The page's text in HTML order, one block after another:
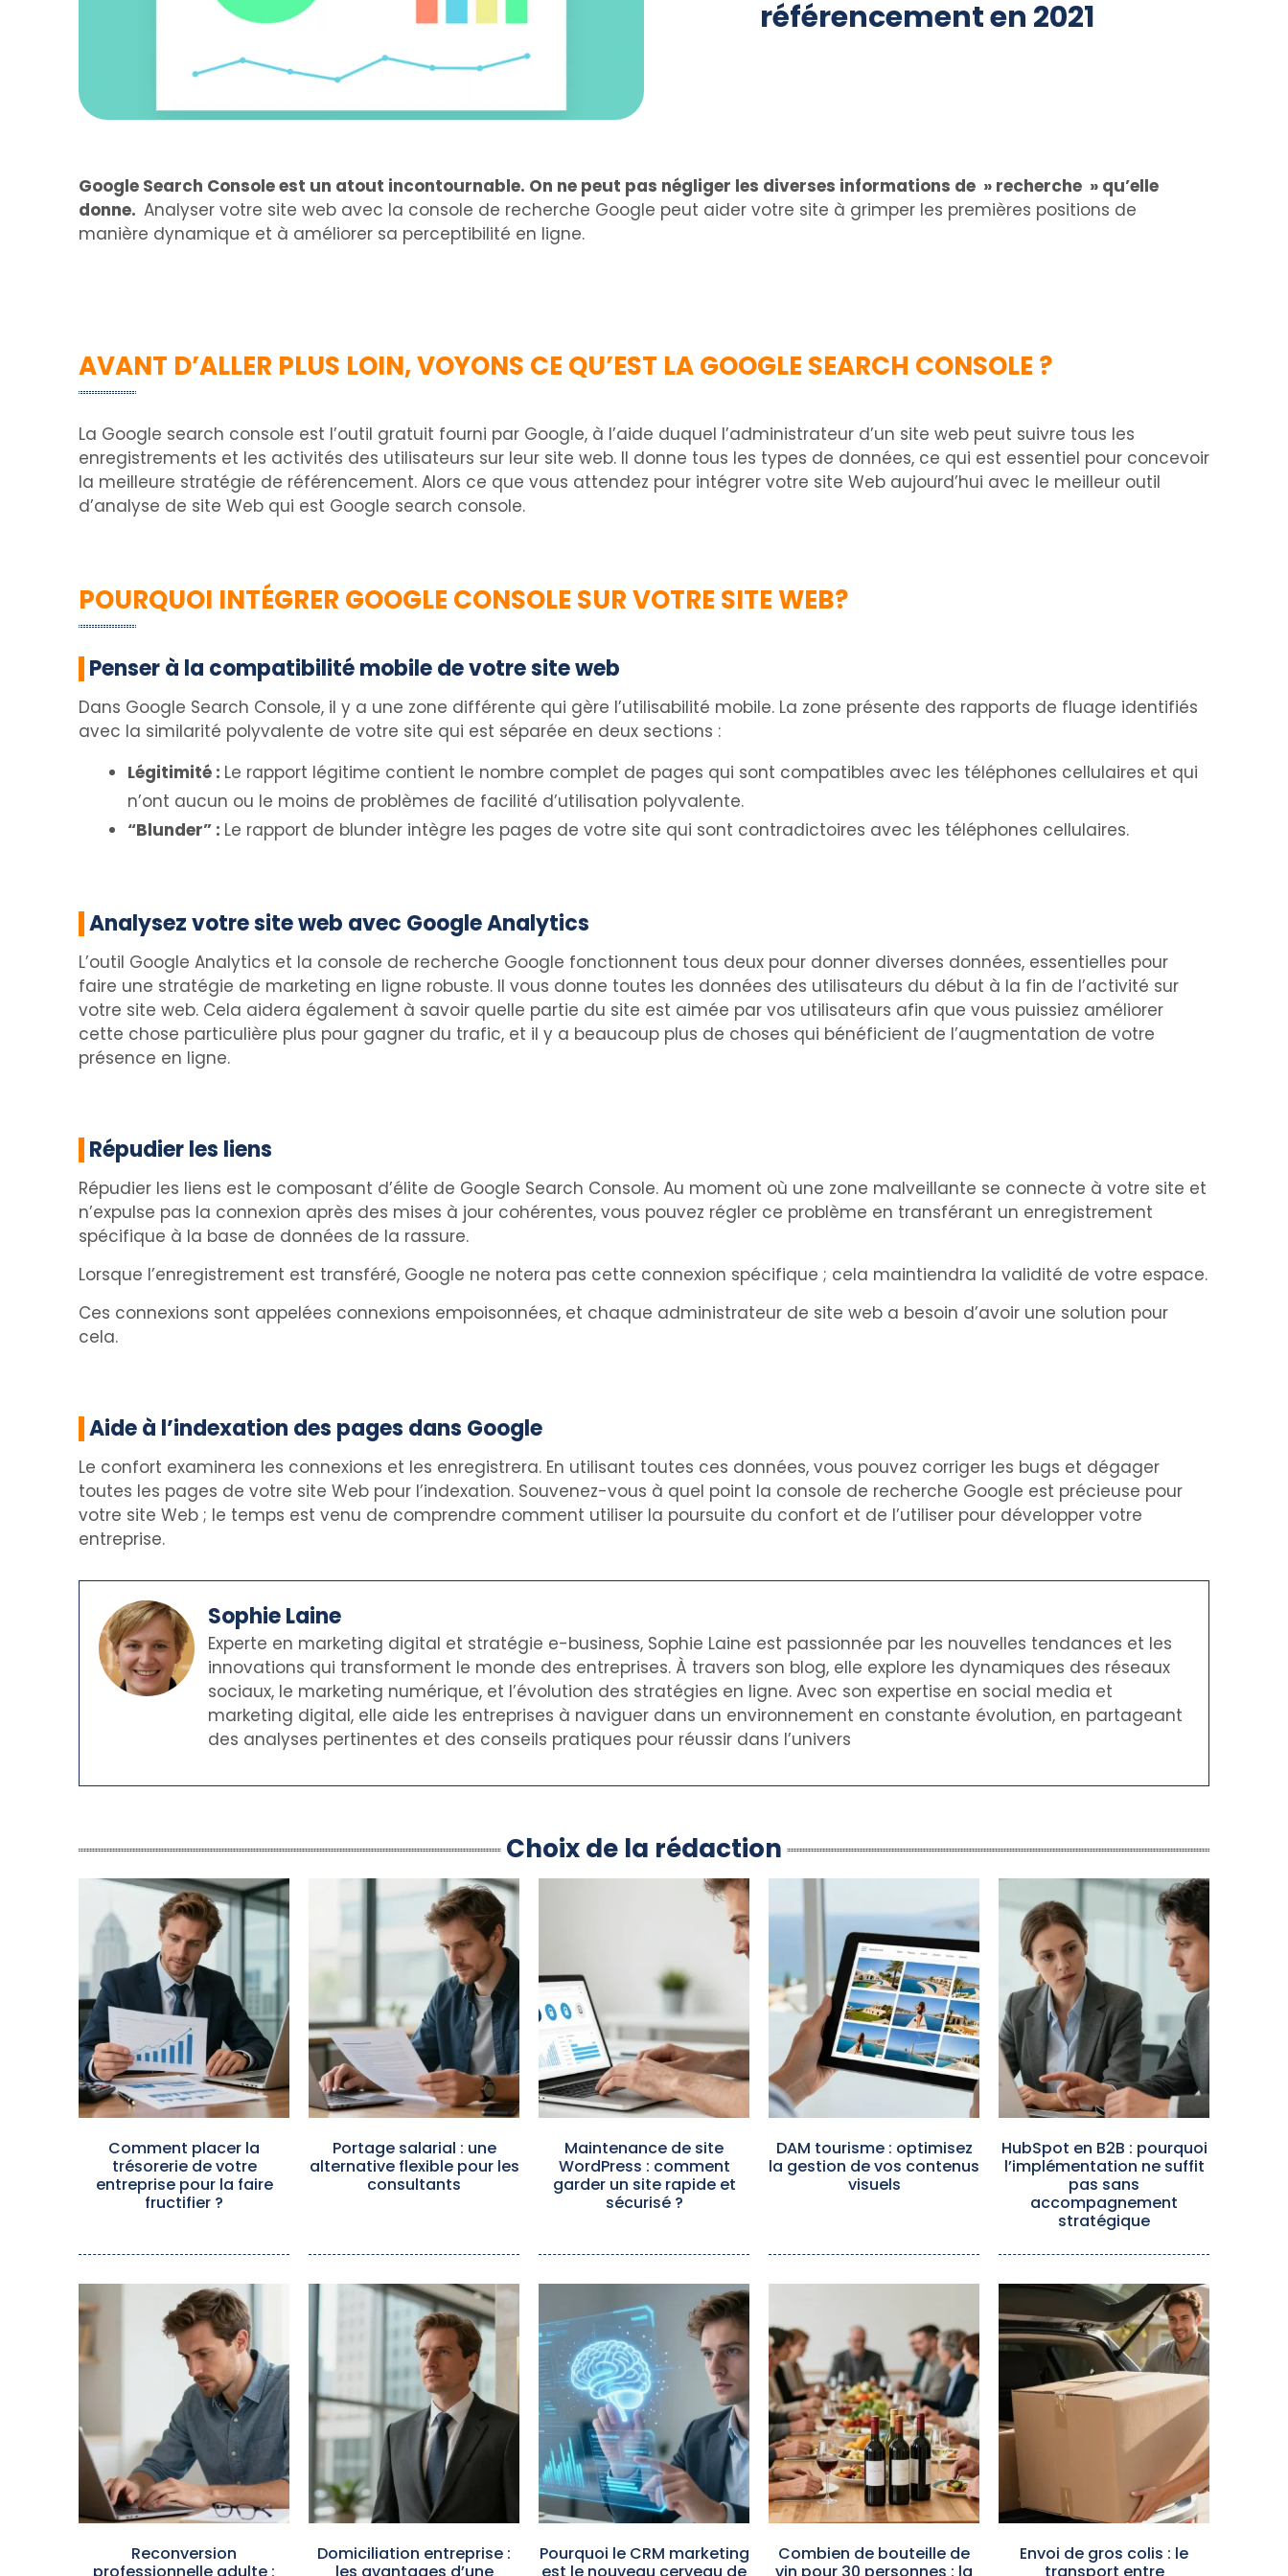
référencement en 2021
Google Search Console est un atout incontournable. On ne peut pas négliger les diverses informations de » recherche » qu’elle
donne. Analyser votre site web avec la console de recherche Google peut aider votre site à grimper les premières positions de
manière dynamique et à améliorer sa perceptibilité en ligne.
AVANT D’ALLER PLUS LOIN, VOYONS CE QU’EST LA GOOGLE SEARCH CONSOLE ?
La Google search console est l’outil gratuit fourni par Google, à l’aide duquel l’administrateur d’un site web peut suivre tous les
enregistrements et les activités des utilisateurs sur leur site web. Il donne tous les types de données, ce qui est essentiel pour concevoir
la meilleure stratégie de référencement. Alors ce que vous attendez pour intégrer votre site Web aujourd’hui avec le meilleur outil
d’analyse de site Web qui est Google search console.
POURQUOI INTÉGRER GOOGLE CONSOLE SUR VOTRE SITE WEB?
Penser à la compatibilité mobile de votre site web
Dans Google Search Console, il y a une zone différente qui gère l’utilisabilité mobile. La zone présente des rapports de fluage identifiés
avec la similarité polyvalente de votre site qui est séparée en deux sections :
Légitimité : Le rapport légitime contient le nombre complet de pages qui sont compatibles avec les téléphones cellulaires et qui
n’ont aucun ou le moins de problèmes de facilité d’utilisation polyvalente.
“Blunder” : Le rapport de blunder intègre les pages de votre site qui sont contradictoires avec les téléphones cellulaires.
Analysez votre site web avec Google Analytics
L’outil Google Analytics et la console de recherche Google fonctionnent tous deux pour donner diverses données, essentielles pour
faire une stratégie de marketing en ligne robuste. Il vous donne toutes les données des utilisateurs du début à la fin de l’activité sur
votre site web. Cela aidera également à savoir quelle partie du site est aimée par vos utilisateurs afin que vous puissiez améliorer
cette chose particulière plus pour gagner du trafic, et il y a beaucoup plus de choses qui bénéficient de l’augmentation de votre
présence en ligne.
Répudier les liens
Répudier les liens est le composant d’élite de Google Search Console. Au moment où une zone malveillante se connecte à votre site et
n’expulse pas la connexion après des mises à jour cohérentes, vous pouvez régler ce problème en transférant un enregistrement
spécifique à la base de données de la rassure.
Lorsque l’enregistrement est transféré, Google ne notera pas cette connexion spécifique ; cela maintiendra la validité de votre espace.
Ces connexions sont appelées connexions empoisonnées, et chaque administrateur de site web a besoin d’avoir une solution pour
cela.
Aide à l’indexation des pages dans Google
Le confort examinera les connexions et les enregistrera. En utilisant toutes ces données, vous pouvez corriger les bugs et dégager
toutes les pages de votre site Web pour l’indexation. Souvenez-vous à quel point la console de recherche Google est précieuse pour
votre site Web ; le temps est venu de comprendre comment utiliser la poursuite du confort et de l’utiliser pour développer votre
entreprise.
Sophie Laine
Experte en marketing digital et stratégie e-business, Sophie Laine est passionnée par les nouvelles tendances et les
innovations qui transforment le monde des entreprises. À travers son blog, elle explore les dynamiques des réseaux
sociaux, le marketing numérique, et l’évolution des stratégies en ligne. Avec son expertise en social media et
marketing digital, elle aide les entreprises à naviguer dans un environnement en constante évolution, en partageant
des analyses pertinentes et des conseils pratiques pour réussir dans l’univers
Choix de la rédaction
Comment placer la
trésorerie de votre
entreprise pour la faire
fructifier ?
Portage salarial : une
alternative flexible pour les
consultants
Maintenance de site
WordPress : comment
garder un site rapide et
sécurisé ?
DAM tourisme : optimisez
la gestion de vos contenus
visuels
HubSpot en B2B : pourquoi
l’implémentation ne suffit
pas sans
accompagnement
stratégique
Reconversion
Domiciliation entreprise :
Pourquoi le CRM marketing
Combien de bouteille de
Envoi de gros colis : le